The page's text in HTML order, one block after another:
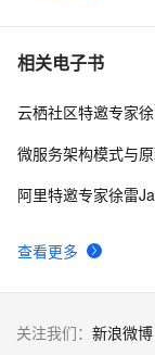
相关电子书
查看更多
微服务架构模式与
关注我们： 新浪微博